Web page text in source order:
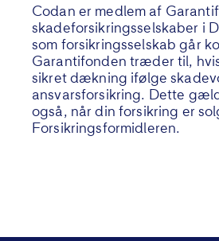
Codan er medlem af
skadeforsikringsselskaber i
som forsikringsselskab går
Garantifonden træder til,
sikret dækning ifølge
ansvarsforsikring. Dette
også, når din forsikring er
Forsikringsformidleren.